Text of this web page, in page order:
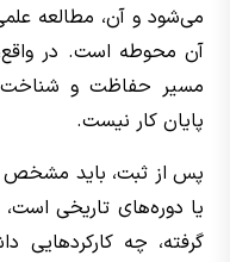
می‌شود و آن، مطالعه
آن محوطه است. در
مسیر حفاظت و شناخت
پایان کار نیست.
پس از ثبت، باید مشخص
یا دوره‌های تاریخی
گرفته، چه کارکردهایی